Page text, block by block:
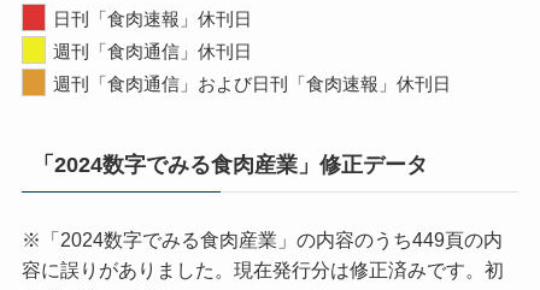
日刊「食肉速報」休刊日
週刊「食肉通信」休刊日
週刊「食肉通信」および日刊「食肉速報」休刊日
「2024数字でみる食肉産業」修正データ
※「2024数字でみる食肉産業」の内容のうち449頁の内
容に誤りがありました。現在発行分は修正済みです。初